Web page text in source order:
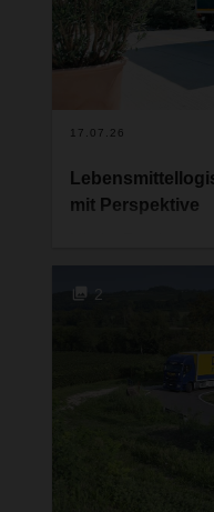
17.07.26
mit Perspektive
Schweiz, sondern
die strategische
2